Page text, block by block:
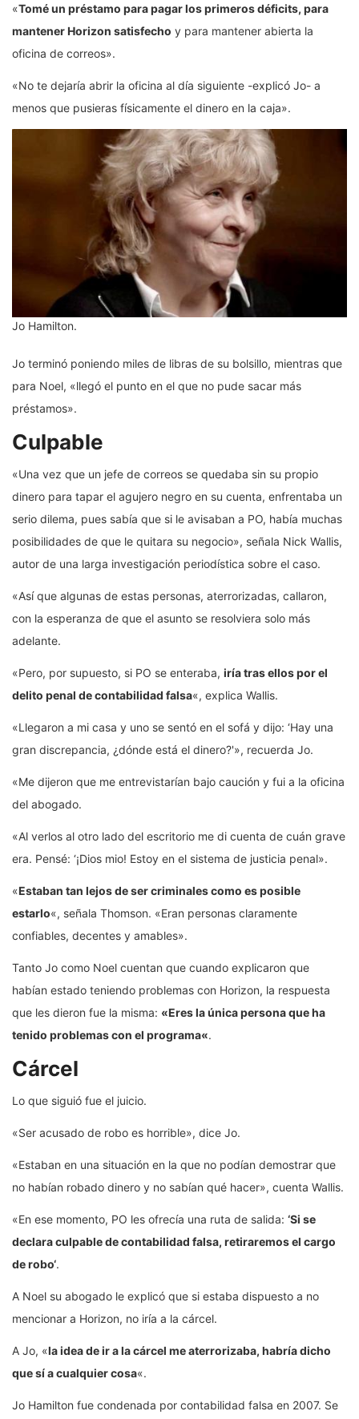
«Tomé un préstamo para pagar los primeros déficits, para
mantener Horizon satisfecho y para mantener abierta la
oficina de correos».
«No te dejaría abrir la oficina al día siguiente -explicó Jo- a
menos que pusieras físicamente el dinero en la caja».
Jo Hamilton.
Jo terminó poniendo miles de libras de su bolsillo, mientras que
para Noel, «llegó el punto en el que no pude sacar más
préstamos».
Culpable
«Una vez que un jefe de correos se quedaba sin su propio
dinero para tapar el agujero negro en su cuenta, enfrentaba un
serio dilema, pues sabía que si le avisaban a PO, había muchas
posibilidades de que le quitara su negocio», señala Nick Wallis,
autor de una larga investigación periodística sobre el caso.
«Así que algunas de estas personas, aterrorizadas, callaron,
con la esperanza de que el asunto se resolviera solo más
adelante.
«Pero, por supuesto, si PO se enteraba, iría tras ellos por el
delito penal de contabilidad falsa«, explica Wallis.
«Llegaron a mi casa y uno se sentó en el sofá y dijo: ‘Hay una
gran discrepancia, ¿dónde está el dinero?'», recuerda Jo.
«Me dijeron que me entrevistarían bajo caución y fui a la oficina
del abogado.
«Al verlos al otro lado del escritorio me di cuenta de cuán grave
era. Pensé: ‘¡Dios mio! Estoy en el sistema de justicia penal».
«Estaban tan lejos desercriminales como es posible
estarlo«, señala Thomson. «Eran personas claramente
confiables, decentes y amables».
Tanto Jo como Noel cuentan que cuando explicaron que
habían estado teniendo problemas con Horizon, la respuesta
que les dieron fue la misma: «Eres la única persona que ha
tenido problemas con el programa«.
Cárcel
Lo que siguió fue el juicio.
«Ser acusado de robo es horrible», dice Jo.
«Estaban en una situación en la que no podían demostrar que
no habían robado dinero y no sabían qué hacer», cuenta Wallis.
«En ese momento, PO les ofrecía una ruta de salida: ‘Si se
declara culpable de contabilidad falsa, retiraremos el cargo
de robo‘.
A Noel su abogado le explicó que si estaba dispuesto a no
mencionar a Horizon, no iría a la cárcel.
A Jo, «la idea de ir a la cárcel me aterrorizaba, habría dicho
que sí a cualquier cosa«.
Jo Hamilton fue condenada por contabilidad falsa en 2007. Se